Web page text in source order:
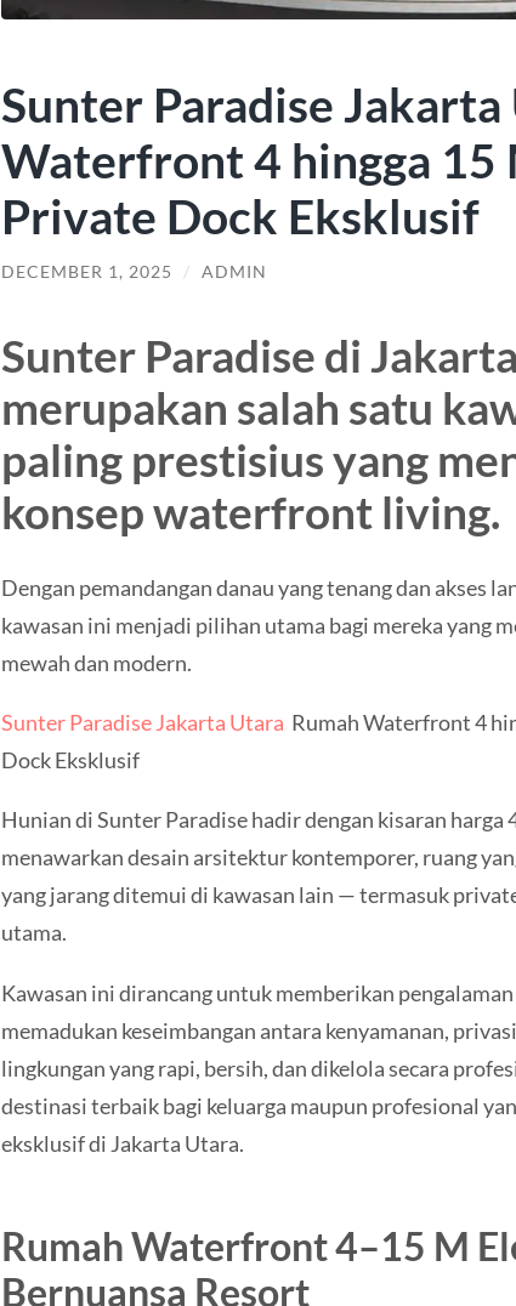
Sunter Paradise
Waterfront 4 hingga 15
Private Dock Eksklusif
DECEMBER 1, 2025 / ADMIN
Sunter Paradise di
merupakan salah satu
paling prestisius yang
konsep waterfront living.
Dengan pemandangan danau yang tenang dan akses
kawasan ini menjadi pilihan utama bagi mereka yang
mewah dan modern.
Sunter Paradise Jakarta Utara Rumah Waterfront 4
Dock Eksklusif
Hunian di Sunter Paradise hadir dengan kisaran harga
menawarkan desain arsitektur kontemporer, ruang
yang jarang ditemui di kawasan lain — termasuk
utama.
Kawasan ini dirancang untuk memberikan
memadukan keseimbangan antara kenyamanan,
lingkungan yang rapi, bersih, dan dikelola secara
destinasi terbaik bagi keluarga maupun profesional
eksklusif di Jakarta Utara.
Rumah Waterfront 4–15 M
Bernuansa Resort